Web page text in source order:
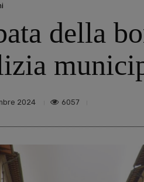
della
2024 6057